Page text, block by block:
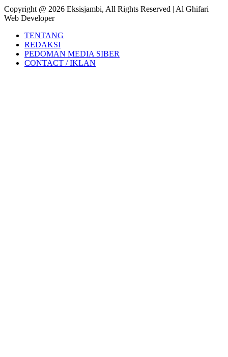
Copyright @ 2026 Eksisjambi, All Rights Reserved | Al Ghifari
Web Developer
TENTANG
REDAKSI
PEDOMAN MEDIA SIBER
CONTACT / IKLAN